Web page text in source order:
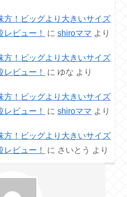
方！ビッグより大きいサイズ
ビュー！
に shiroママ より
方！ビッグより大きいサイズ
ビュー！
に ゆな より
方！ビッグより大きいサイズ
ビュー！
に shiroママ より
方！ビッグより大きいサイズ
ビュー！
に さいとう より